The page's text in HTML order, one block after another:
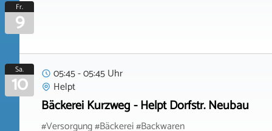
Fr.
9
Sa.
10
05:45 - 05:45 Uhr
Helpt
Bäckerei Kurzweg - Helpt Dorfstr. Neubau
#Versorgung #Bäckerei #Backwaren